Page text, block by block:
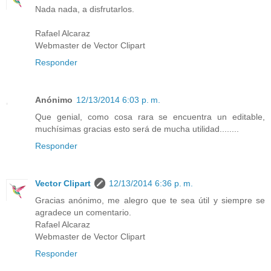
Nada nada, a disfrutarlos.
Rafael Alcaraz
Webmaster de Vector Clipart
Responder
Anónimo 12/13/2014 6:03 p. m.
Que genial, como cosa rara se encuentra un editable,
muchísimas gracias esto será de mucha utilidad........
Responder
Vector Clipart
12/13/2014 6:36 p. m.
Gracias anónimo, me alegro que te sea útil y siempre se
agradece un comentario.
Rafael Alcaraz
Webmaster de Vector Clipart
Responder